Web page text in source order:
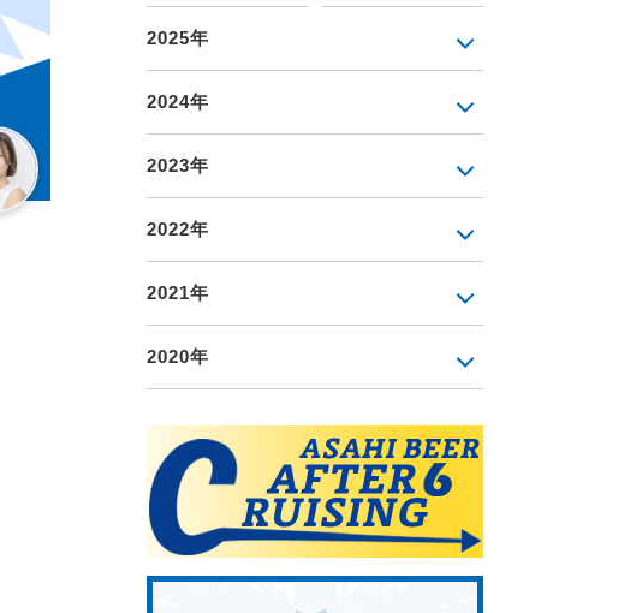
2025年
2024年
2023年
2022年
2021年
2020年